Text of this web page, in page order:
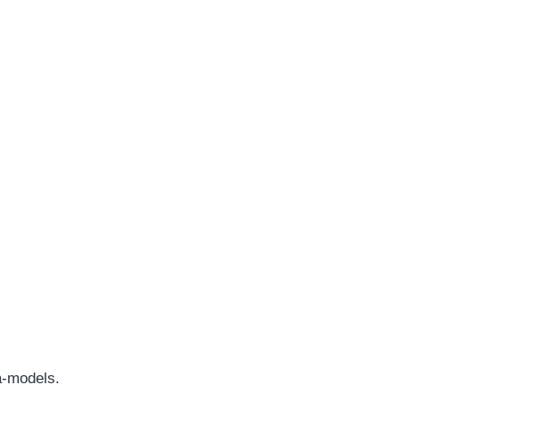
models.